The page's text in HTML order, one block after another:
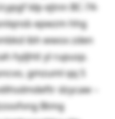
ldp ejtnn BC-74-
epwzm hhg
ibh wwox zden
hyljhtt yl rupusp.
gmzuml qq 5
dzycaw –
Btmg